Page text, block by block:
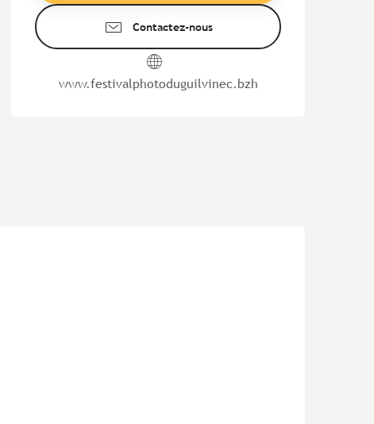
Contactez-nous
www.festivalphotoduguilvinec.bzh